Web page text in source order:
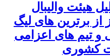
هیئت والیبال
از برترین های لیگ
و تیم های اعزامی
کشوری